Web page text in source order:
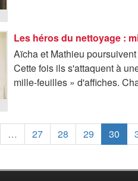
Les héros du nettoyage :
Aïcha et Mathieu
Cette fois ils s'attaquent à
mille-feuilles » d'affiches.
… 27 28 29 30